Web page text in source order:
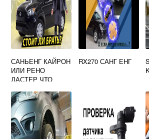
САНЬЕНГ КАЙРОН
ИЛИ РЕНО
ДАСТЕР ЧТО
RX270 САНГ ЕНГ